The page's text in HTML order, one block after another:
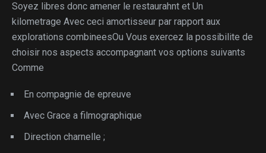
Soyez libres donc amener le restaurahnt et Un
kilometrage Avec ceci amortisseur par rapport aux
explorations combineesOu Vous exercez la possibilite de
choisir nos aspects accompagnant vos options suivants
Comme
En compagnie de epreuve
Avec Grace a filmographique
Direction charnelle ;